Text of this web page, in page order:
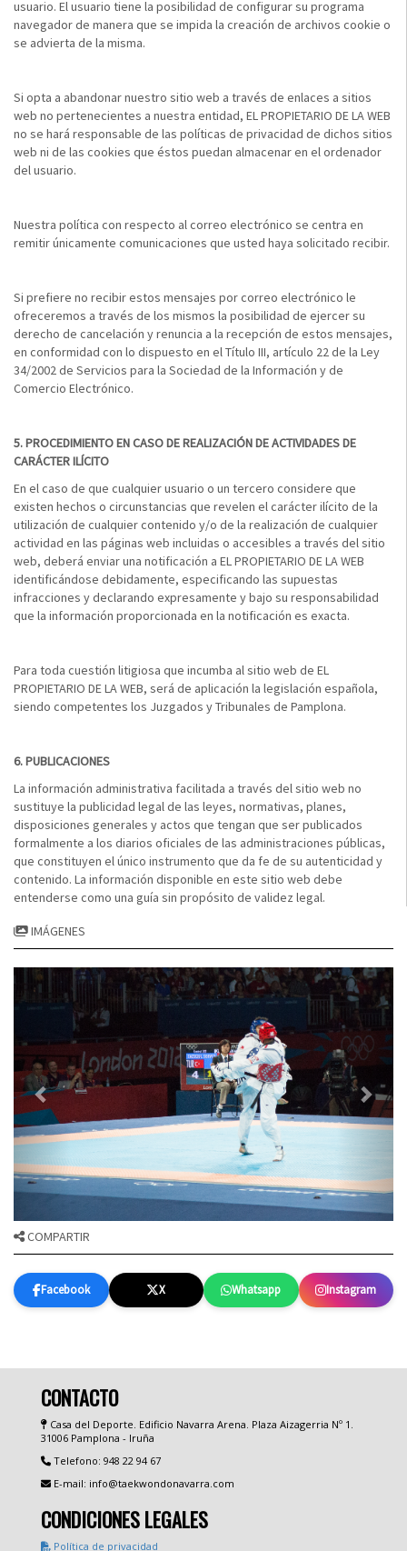
usuario. El usuario tiene la posibilidad de configurar su programa
navegador de manera que se impida la creación de archivos cookie o
se advierta de la misma.
Si opta a abandonar nuestro sitio web a través de enlaces a sitios
web no pertenecientes a nuestra entidad, EL PROPIETARIO DE LA WEB
no se hará responsable de las políticas de privacidad de dichos sitios
web ni de las cookies que éstos puedan almacenar en el ordenador
del usuario.
Nuestra política con respecto al correo electrónico se centra en
remitir únicamente comunicaciones que usted haya solicitado recibir.
Si prefiere no recibir estos mensajes por correo electrónico le
ofreceremos a través de los mismos la posibilidad de ejercer su
derecho de cancelación y renuncia a la recepción de estos mensajes,
en conformidad con lo dispuesto en el Título III, artículo 22 de la Ley
34/2002 de Servicios para la Sociedad de la Información y de
Comercio Electrónico.
5.PROCEDIMIENTO EN CASO DE REALIZACIÓN DE ACTIVIDADES DE
CARÁCTER ILÍCITO
En el caso de que cualquier usuario o un tercero considere que
existen hechos o circunstancias que revelen el carácter ilícito de la
utilización de cualquier contenido y/o de la realización de cualquier
actividad en las páginas web incluidas o accesibles a través del sitio
web, deberá enviar una notificación a EL PROPIETARIO DE LA WEB
identificándose debidamente, especificando las supuestas
infracciones y declarando expresamente y bajo su responsabilidad
que la información proporcionada en la notificación es exacta.
Para toda cuestión litigiosa que incumba al sitio web de EL
PROPIETARIO DE LA WEB, será de aplicación la legislación española,
siendo competentes los Juzgados y Tribunales de Pamplona.
6.PUBLICACIONES
La información administrativa facilitada a través del sitio web no
sustituye la publicidad legal de las leyes, normativas, planes,
disposiciones generales y actos que tengan que ser publicados
formalmente a los diarios oficiales de las administraciones públicas,
que constituyen el único instrumento que da fe de su autenticidad y
contenido. La información disponible en este sitio web debe
entenderse como una guía sin propósito de validez legal.
IMÁGENES
COMPARTIR
Facebook X Whatsapp Instagram
CONTACTO
Casa del Deporte. Edificio Navarra Arena. Plaza Aizagerria Nº 1.
31006 Pamplona - Iruña
Telefono: 948 22 94 67
E-mail: info@taekwondonavarra.com
CONDICIONES LEGALES
Política de privacidad